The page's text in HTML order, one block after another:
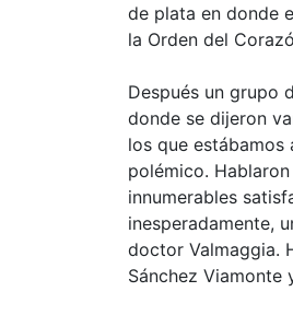
de plata en donde
la Orden del
Después un grupo
donde se dijeron
los que
polémico.
innumerables
inesperadamente,
doctor Valmaggia.
Sánchez Viamonte